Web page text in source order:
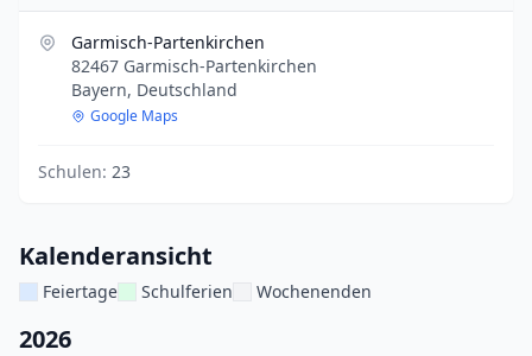
Garmisch-Partenkirchen
82467 Garmisch-Partenkirchen
Bayern, Deutschland
Google Maps
Schulen: 23
Kalenderansicht
Feiertage Schulferien Wochenenden
2026